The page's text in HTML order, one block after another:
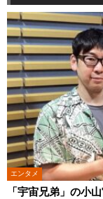
エンタメ
「宇宙兄弟」の小